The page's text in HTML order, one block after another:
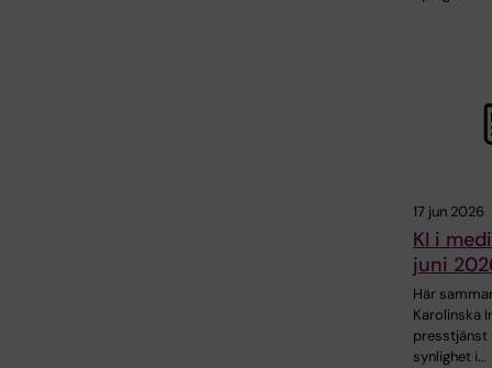
17 jun 2026
KI i
juni
Här
Karolinska
presstjänst
synlighet i…